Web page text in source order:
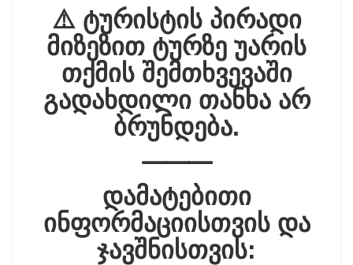
⚠️ ტურისტის პირადი
მიზეზით ტურზე უარის
თქმის შემთხვევაში
გადახდილი თანხა არ
ბრუნდება.
⸻
დამატებითი
ინფორმაციისთვის და
ჯავშნისთვის: